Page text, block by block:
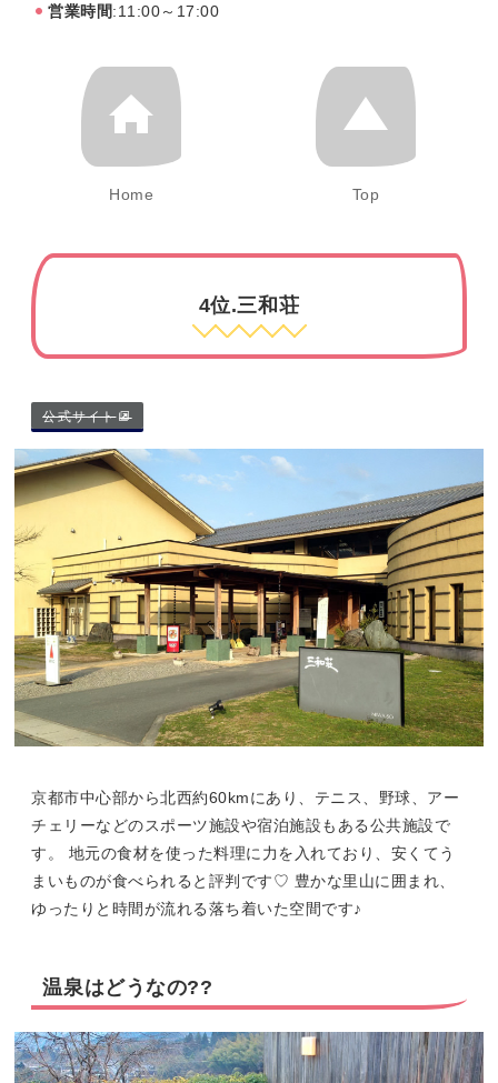
営業時間:11:00～17:00
Home Top
4位.三和荘
公式サイト
京都市中心部から北西約60kmにあり、テニス、野球、アー
チェリーなどのスポーツ施設や宿泊施設もある公共施設で
す。 地元の食材を使った料理に力を入れており、安くてう
まいものが食べられると評判です♡ 豊かな里山に囲まれ、
ゆったりと時間が流れる落ち着いた空間です♪
温泉はどうなの??